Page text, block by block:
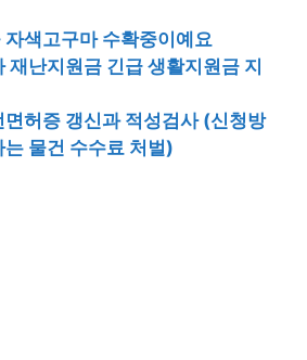
자색고구마 수확중이예요
재난지원금 긴급 생활지원금 지
면허증 갱신과 적성검사 (신청방
는 물건 수수료 처벌)